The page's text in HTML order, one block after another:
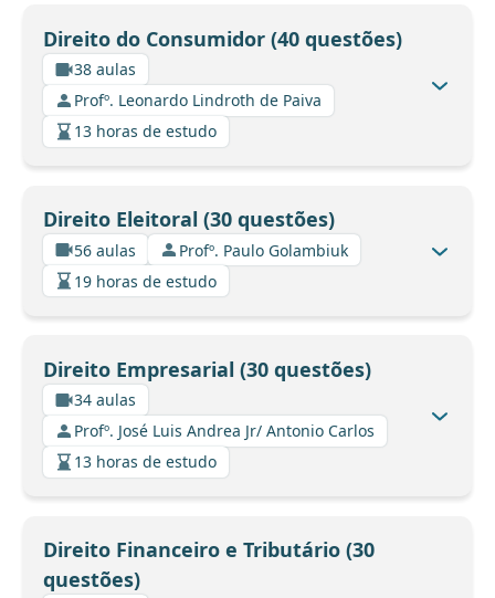
Direito do Consumidor (40 questões)
38 aulas
Profº. Leonardo Lindroth de Paiva
13 horas de estudo
Direito Eleitoral (30 questões)
56 aulas
Profº. Paulo Golambiuk
19 horas de estudo
Direito Empresarial (30 questões)
34 aulas
Profº. José Luis Andrea Jr/ Antonio Carlos
13 horas de estudo
Direito Financeiro e Tributário (30
questões)